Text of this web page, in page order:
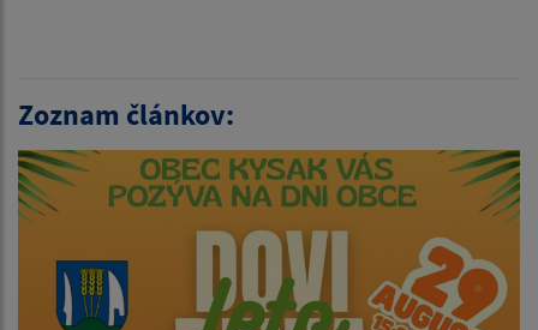
Zoznam článkov: